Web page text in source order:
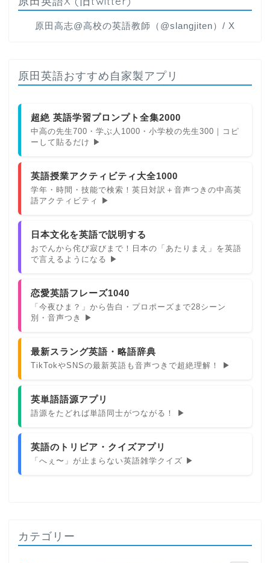
原田高志@高校の英語教師（@slangjiten）/ X
原田英語おすすめ自家製アプリ
超絶 英語学習プロンプト全集2000
中高の先生700・学ぶ人1000・小学校の先生300｜コピ
ーして貼るだけ ▶
英語授業アクティビティ大全1000
学年・時間・技能で検索！英日対訳＋音声つきの中高英
語アクティビティ ▶
日本文化を英語で説明する
おでんから侘び寂びまで！日本の「あたりまえ」を英語
で言えるようになる ▶
恋愛英語フレーズ1040
「今夜ひま？」から告白・プロポーズまで28シーン
別・音声つき ▶
最新スラング英語・略語辞典
TikTokやSNSの最新英語も音声つきで超絶理解！ ▶
英単語語源アプリ
語源をたどれば単語同士がつながる！ ▶
英語のトリビア・クイズアプリ
「へぇ〜」が止まらない英語雑学クイズ ▶
カテゴリー